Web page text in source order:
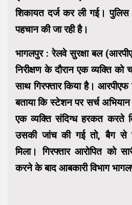
शिकायत दर्ज कर ली गई। पुलिस
पहचान की जा रही है।
भागलपुर : रेलवे सुरक्षा बल
निरीक्षण के दौरान एक व्यक्ति को
साथ गिरफ्तार किया है।
बताया कि स्टेशन पर सर्च
एक व्यक्ति संदिग्ध हरकत करते
उसकी जांच की गई तो, बैग से
मिला। गिरफ्तार आरोपित को
करने के बाद आबकारी विभाग